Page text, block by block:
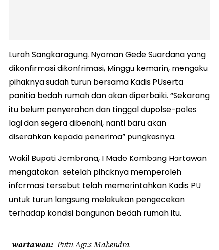
Lurah Sangkaragung, Nyoman Gede Suardana yang
dikonfirmasi dikonfrimasi, Minggu kemarin, mengaku
pihaknya sudah turun bersama Kadis PUserta
panitia bedah rumah dan akan diperbaiki. “Sekarang
itu belum penyerahan dan tinggal dupolse-poles
lagi dan segera dibenahi, nanti baru akan
diserahkan kepada penerima” pungkasnya.
Wakil Bupati Jembrana, I Made Kembang Hartawan
mengatakan setelah pihaknya memperoleh
informasi tersebut telah memerintahkan Kadis PU
untuk turun langsung melakukan pengecekan
terhadap kondisi bangunan bedah rumah itu.
wartawan Putu Agus Mahendra